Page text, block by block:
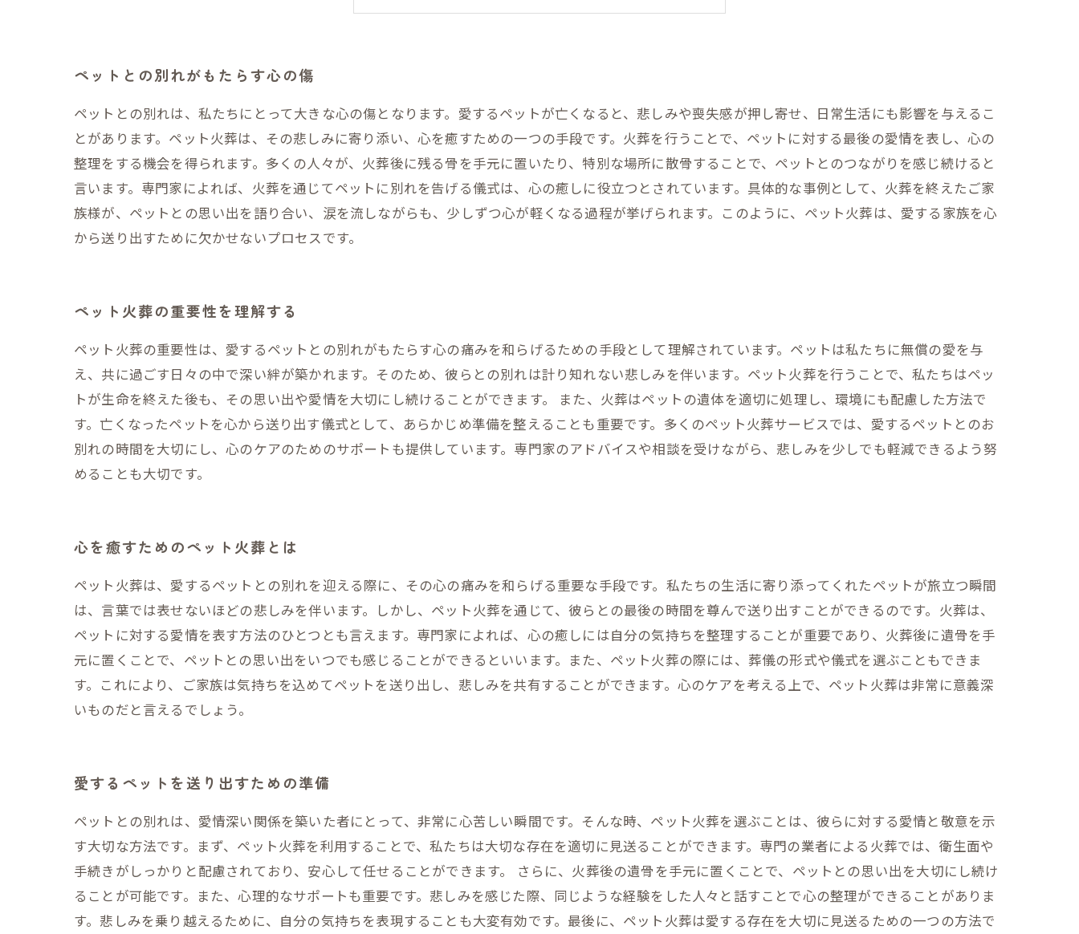
心のケアとサポートの方法
ペットとの別れがもたらす心の傷
ペットとの別れは、私たちにとって大きな心の傷となります。愛するペットが亡くなると、悲しみや喪失感が押し寄せ、日常生活にも影響を与えるこ
とがあります。ペット火葬は、その悲しみに寄り添い、心を癒すための一つの手段です。火葬を行うことで、ペットに対する最後の愛情を表し、心の
整理をする機会を得られます。多くの人々が、火葬後に残る骨を手元に置いたり、特別な場所に散骨することで、ペットとのつながりを感じ続けると
言います。専門家によれば、火葬を通じてペットに別れを告げる儀式は、心の癒しに役立つとされています。具体的な事例として、火葬を終えたご家
族様が、ペットとの思い出を語り合い、涙を流しながらも、少しずつ心が軽くなる過程が挙げられます。このように、ペット火葬は、愛する家族を心
から送り出すために欠かせないプロセスです。
ペット火葬の重要性を理解する
ペット火葬の重要性は、愛するペットとの別れがもたらす心の痛みを和らげるための手段として理解されています。ペットは私たちに無償の愛を与
え、共に過ごす日々の中で深い絆が築かれます。そのため、彼らとの別れは計り知れない悲しみを伴います。ペット火葬を行うことで、私たちはペッ
トが生命を終えた後も、その思い出や愛情を大切にし続けることができます。 また、火葬はペットの遺体を適切に処理し、環境にも配慮した方法で
す。亡くなったペットを心から送り出す儀式として、あらかじめ準備を整えることも重要です。多くのペット火葬サービスでは、愛するペットとのお
別れの時間を大切にし、心のケアのためのサポートも提供しています。専門家のアドバイスや相談を受けながら、悲しみを少しでも軽減できるよう努
めることも大切です。
心を癒すためのペット火葬とは
ペット火葬は、愛するペットとの別れを迎える際に、その心の痛みを和らげる重要な手段です。私たちの生活に寄り添ってくれたペットが旅立つ瞬間
は、言葉では表せないほどの悲しみを伴います。しかし、ペット火葬を通じて、彼らとの最後の時間を尊んで送り出すことができるのです。火葬は、
ペットに対する愛情を表す方法のひとつとも言えます。専門家によれば、心の癒しには自分の気持ちを整理することが重要であり、火葬後に遺骨を手
元に置くことで、ペットとの思い出をいつでも感じることができるといいます。また、ペット火葬の際には、葬儀の形式や儀式を選ぶこともできま
す。これにより、ご家族は気持ちを込めてペットを送り出し、悲しみを共有することができます。心のケアを考える上で、ペット火葬は非常に意義深
いものだと言えるでしょう。
愛するペットを送り出すための準備
ペットとの別れは、愛情深い関係を築いた者にとって、非常に心苦しい瞬間です。そんな時、ペット火葬を選ぶことは、彼らに対する愛情と敬意を示
す大切な方法です。まず、ペット火葬を利用することで、私たちは大切な存在を適切に見送ることができます。専門の業者による火葬では、衛生面や
手続きがしっかりと配慮されており、安心して任せることができます。 さらに、火葬後の遺骨を手元に置くことで、ペットとの思い出を大切にし続け
ることが可能です。また、心理的なサポートも重要です。悲しみを感じた際、同じような経験をした人々と話すことで心の整理ができることがありま
す。悲しみを乗り越えるために、自分の気持ちを表現することも大変有効です。最後に、ペット火葬は愛する存在を大切に見送るための一つの方法で